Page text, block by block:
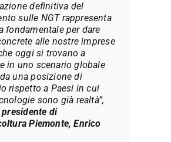
definitiva del
sulle NGT rappresenta
fondamentale per dare
alle nostre imprese
oggi si trovano a
in uno scenario globale
una posizione di
rispetto a Paesi in cui
sono già realtà”,
di
Piemonte, Enrico